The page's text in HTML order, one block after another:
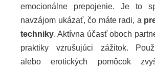
emocionálne prepojenie. Je to
navzájom ukázať, čo máte radi, a
techniky. Aktívna účasť oboch
praktiky vzrušujúci zážitok.
alebo erotických pomôcok